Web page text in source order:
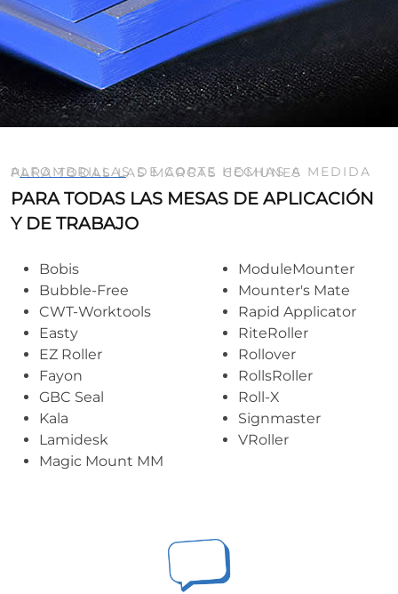
ALFOMBRILLAS DE CORTE HECHAS A MEDIDA PARA TODAS LAS MARCAS COMUNES
PARA TODAS LAS MESAS DE APLICACIÓN
Y DE TRABAJO
Bobis
Bubble-Free
CWT-Worktools
Easty
EZ Roller
Fayon
GBC Seal
Kala
Lamidesk
Magic Mount MM
ModuleMounter
Mounter's Mate
Rapid Applicator
RiteRoller
Rollover
RollsRoller
Roll-X
Signmaster
VRoller